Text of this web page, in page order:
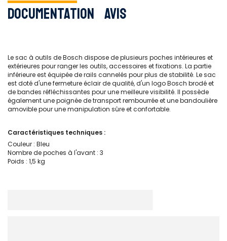
Documentation Avis
Le sac à outils de Bosch dispose de plusieurs poches intérieures et
extérieures pour ranger les outils, accessoires et fixations. La partie
inférieure est équipée de rails cannelés pour plus de stabilité. Le sac
est doté d'une fermeture éclair de qualité, d'un logo Bosch brodé et
de bandes réfléchissantes pour une meilleure visibilité. Il possède
également une poignée de transport rembourrée et une bandoulière
amovible pour une manipulation sûre et confortable.
Caractéristiques techniques :
Couleur : Bleu
Nombre de poches à l'avant : 3
Poids : 1,5 kg